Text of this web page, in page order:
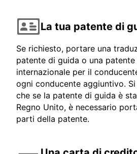
La tua patente di
Se richiesto, portare una
patente di guida o una
internazionale per il
ogni conducente aggiuntivo.
che se la patente di guida è
Regno Unito, è necessario
parti della patente.